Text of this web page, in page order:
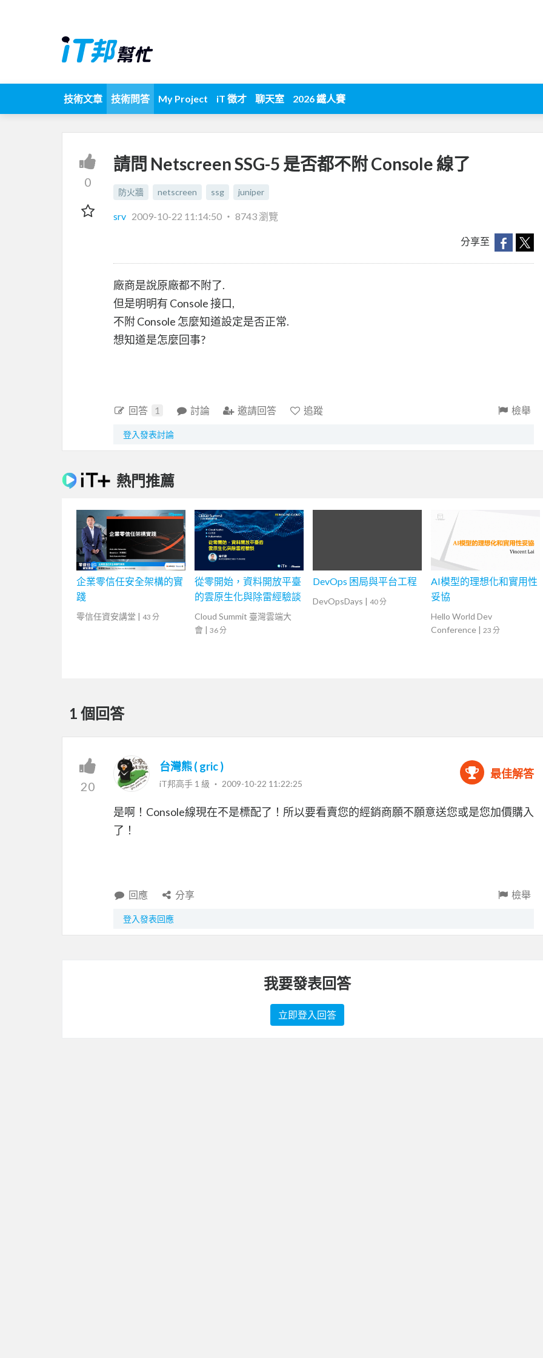
技術文章 技術問答 My Project iT 徵才 聊天室 2026 鐵人賽
0
請問 Netscreen SSG-5 是否都不附 Console 線了
防火牆 netscreen ssg juniper
srv 2009-10-22 11:14:50 ‧ 8743 瀏覽
分享至
廠商是說原廠都不附了.
但是明明有 Console 接口,
不附 Console 怎麼知道設定是否正常.
想知道是怎麼回事?
回答 1 討論 邀請回答 追蹤 檢舉
登入發表討論
熱門推薦
企業零信任安全架構的實
踐
零信任資安講堂 | 43 分
從零開始，資料開放平臺
的雲原生化與除雷經驗談
Cloud Summit 臺灣雲端大
會 | 36 分
DevOps 困局與平台工程
DevOpsDays | 40 分
AI模型的理想化和實用性
妥協
Hello World Dev
Conference | 23 分
1 個回答
20
台灣熊 ( gric )
iT邦高手 1 級 ‧ 2009-10-22 11:22:25
最佳解答
是啊！Console線現在不是標配了！所以要看賣您的經銷商願不願意送您或是您加價購入
了！
回應 分享 檢舉
登入發表回應
我要發表回答
立即登入回答